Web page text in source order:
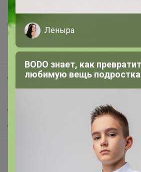
Все предложения
Анонсы
Новости
Поддержка альпак
Самое выгодное
Хиты продаж
Самое желанное
Самое быстрое
Начать зарабатывать с 24-ok
Picabox.ru - Лучшее место для
Леныра
BODO знает, как
любимую вещь подростка